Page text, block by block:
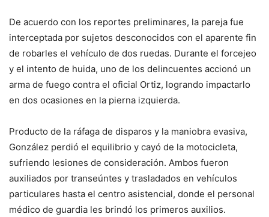
De acuerdo con los reportes preliminares, la pareja fue
interceptada por sujetos desconocidos con el aparente fin
de robarles el vehículo de dos ruedas. Durante el forcejeo
y el intento de huida, uno de los delincuentes accionó un
arma de fuego contra el oficial Ortiz, logrando impactarlo
en dos ocasiones en la pierna izquierda.
Producto de la ráfaga de disparos y la maniobra evasiva,
González perdió el equilibrio y cayó de la motocicleta,
sufriendo lesiones de consideración. Ambos fueron
auxiliados por transeúntes y trasladados en vehículos
particulares hasta el centro asistencial, donde el personal
médico de guardia les brindó los primeros auxilios.